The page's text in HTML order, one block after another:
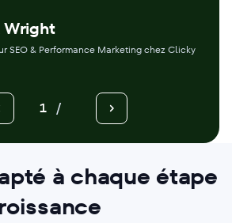
Wright
SEO & Performance Marketing chez Clicky
1 /
à chaque étape